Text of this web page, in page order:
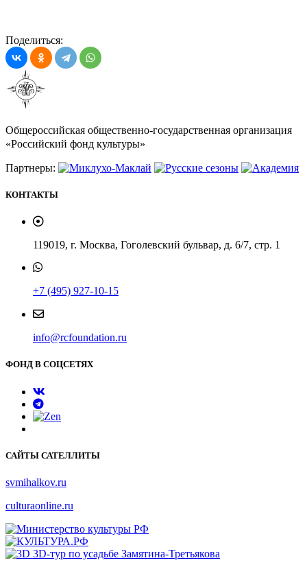
Поделиться:
Общероссийская общественно-государственная организация
«Российский фонд культуры»
Партнеры:
КОНТАКТЫ
119019, г. Москва, Гоголевский бульвар, д. 6/7, стр. 1
+7 (495) 927-10-15
info@rcfoundation.ru
ФОНД В СОЦСЕТЯХ
САЙТЫ САТЕЛЛИТЫ
svmihalkov.ru
culturaonline.ru
3D-тур по усадьбе Замятина-Третьякова